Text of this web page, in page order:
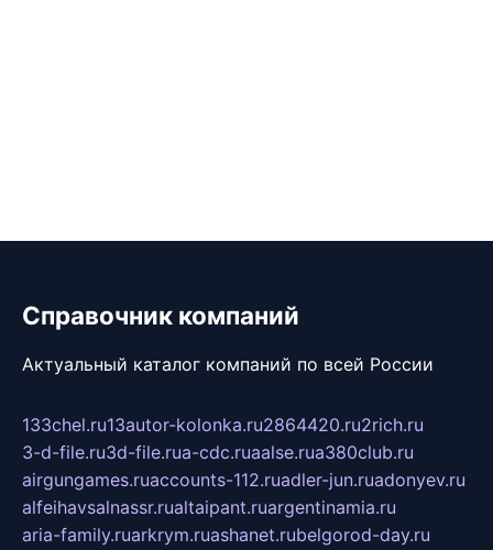
Справочник компаний
Актуальный каталог компаний по всей России
133chel.ru13autor-kolonka.ru2864420.ru2rich.ru
3-d-file.ru3d-file.rua-cdc.ruaalse.rua380club.ru
airgungames.ruaccounts-112.ruadler-jun.ruadonyev.ru
alfeihavsalnassr.rualtaipant.ruargentinamia.ru
aria-family.ruarkrym.ruashanet.rubelgorod-day.ru